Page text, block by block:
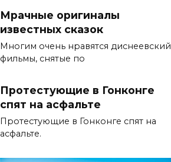
Мрачные оригиналы
известных сказок
Многим очень нравятся диснеевский
фильмы, снятые по
Протестующие в Гонконге
спят на асфальте
Протестующие в Гонконге спят на
асфальте.